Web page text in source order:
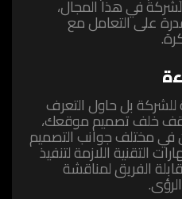
في هذا المجال،
على التعامل مع
للشركة بل حاول التعرف
خلف تصميم موقعك،
مختلف جوانب التصميم
التقنية اللازمة لتنفيذ
الفريق لمناقشة